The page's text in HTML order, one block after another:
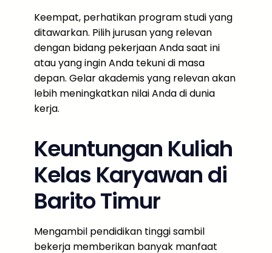
Keempat, perhatikan program studi yang
ditawarkan. Pilih jurusan yang relevan
dengan bidang pekerjaan Anda saat ini
atau yang ingin Anda tekuni di masa
depan. Gelar akademis yang relevan akan
lebih meningkatkan nilai Anda di dunia
kerja.
Keuntungan Kuliah
Kelas Karyawan di
Barito Timur
Mengambil pendidikan tinggi sambil
bekerja memberikan banyak manfaat